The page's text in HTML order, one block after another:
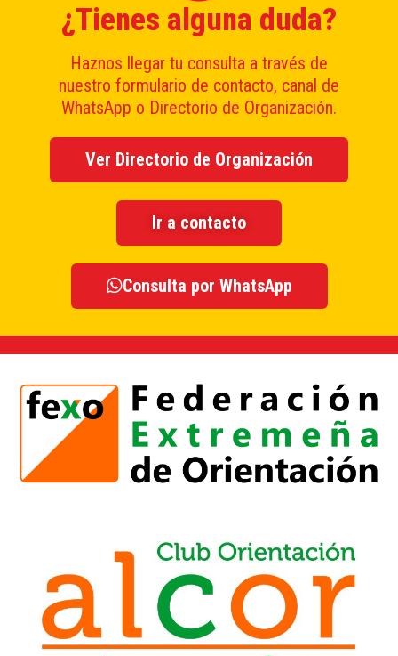
¿Tienes alguna duda?
Haznos llegar tu consulta a través de
nuestro formulario de contacto, canal de
WhatsApp o Directorio de Organización.
Ver Directorio de Organización
Ir a contacto
Consulta por WhatsApp